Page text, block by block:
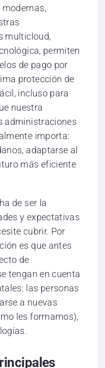
multicloud,
permiten
de pago por
protección de
incluso para
nuestra
administraciones
importa:
adaptarse al
más eficiente
de ser la
y expectativas
cubrir. Por
es que antes
de
tengan en cuenta
las personas
a nuevas
les formamos),